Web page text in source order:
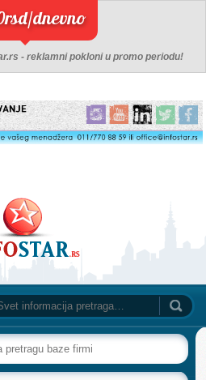
dnevno
- reklamni pokloni u promo periodu!